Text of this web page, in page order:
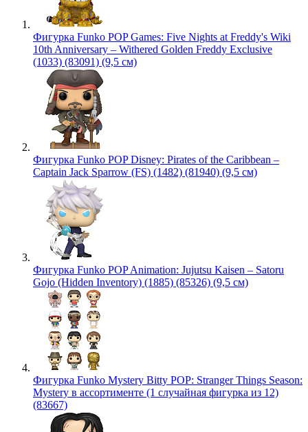
Фигурка Funko POP Games: Five Nights at Freddy's Wiki
10th Anniversary – Withered Golden Freddy Exclusive
(1033) (83091) (9,5 см)
Фигурка Funko POP Disney: Pirates of the Caribbean –
Captain Jack Sparrow (FS) (1482) (81940) (9,5 см)
Фигурка Funko POP Animation: Jujutsu Kaisen – Satoru
Gojo (Hidden Inventory) (1885) (85326) (9,5 см)
Фигурка Funko Mystery Bitty POP: Stranger Things Season:
Mystery в ассортименте (1 случайная фигурка из 12)
(83667)